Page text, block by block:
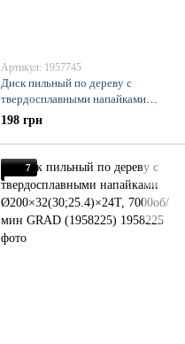
Артикул: 1957745
Диск пильный по дереву с
твердосплавными напайками
Ø185×22.2(20;16)×40Т, 8000об/
мин GRAD (1957745)
198 грн
7